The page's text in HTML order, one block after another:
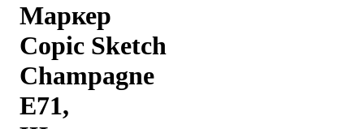
Маркер
Copic Sketch
Champagne
E71,